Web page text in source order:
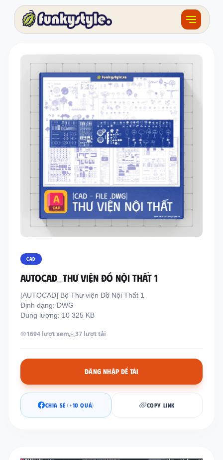
Khóa học
Tài nguyên
Sản phẩm
Giải thưởng
Feedback
F.BLOG
Địa chỉ:
Thành Phố Hồ Chí Minh, Việt Nam
Điện thoại:093 803 9170
Đăng nhập
CAD
AutoCad_Thư viện Đồ Nội Thất 1
[AUTOCAD] Bộ Thư viện Đồ Nội Thất 1
Định dạng: DWG
Dung lượng: 10 325 KB
1694 lượt xem 37 lượt tải
ĐĂNG NHẬP ĐỂ TẢI
CHIA SẺ (+10 QUẢ) COPY LINK